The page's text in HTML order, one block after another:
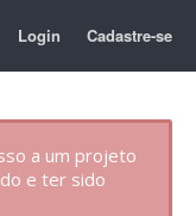
Login Cadastre-se
a um projeto
e ter sido